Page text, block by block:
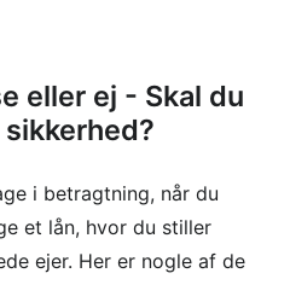
eller ej - Skal du
i betragtning, når du
et lån, hvor du stiller
ejer. Her er nogle af de